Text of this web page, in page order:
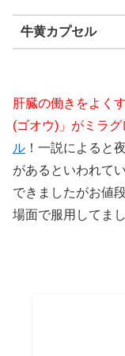
牛黄カプセル
肝臓の働きをよく
(ゴオウ)」がミラ
ル ！一説によると
があるといわれて
できましたがお値
場面で服用してまし